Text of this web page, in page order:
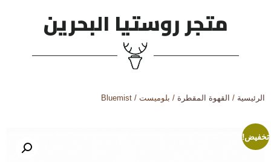
متجر روستيا البحرين
الرئيسية / القهوة المقطرة / بلوميست / Bluemist
تخفيض!